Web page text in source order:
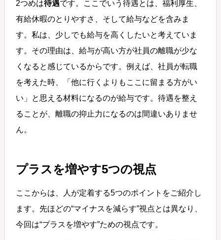
2つめは待遇です。ここでいう待遇とは、福利厚生、
有給休暇のとりやすさ、そして給与などを含みま
す。私は、少しでも給与を高くしたいと考えていま
す。その理由は、給与が高い方が社員の離職が少な
くなると感じているからです。例えば、社員が転職
を考えた時、「他に行くよりもここに留まる方がい
い」と思える材料になるのが給与です。待遇を整え
ることが、離職の抑止力になるのは間違いありませ
ん。
プラスを増やす5つの視点
ここからは、人が定着する5つのポイントをご紹介し
ます。先ほどの“マイナスを減らす”視点とは異なり、
今回は“プラスを増やす”ための視点です。